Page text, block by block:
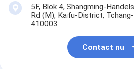
5F, Blok 4, Shangming-
Rd (M), Kaifu-District, Tchang-
410003
Contact nu